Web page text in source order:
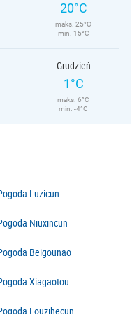
20°C
maks. 25°C
min. 15°C
Grudzień
1°C
maks. 6°C
min. -4°C
Luzicun
Niuxincun
Beigounao
Xiagaotou
Louzihecun